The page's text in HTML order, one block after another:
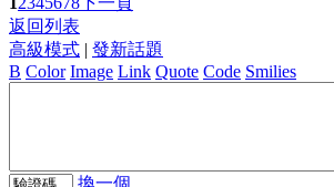
返回列表
高級模式 | 發新話題
B Color Image Link Quote Code Smilies